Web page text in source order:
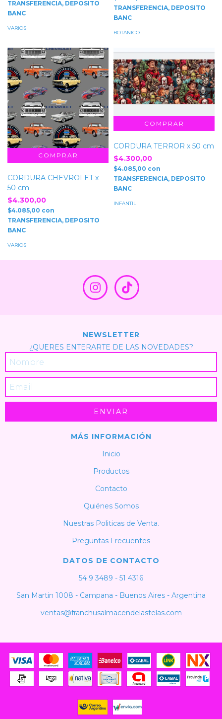
TRANSFERENCIA, DEPOSITO
BANC
VARIOS
TRANSFERENCIA, DEPOSITO
BANC
BOTANICO
CORDURA CHEVROLET x
50 cm
$4.300,00
$4.085,00 con
TRANSFERENCIA, DEPOSITO
BANC
VARIOS
CORDURA TERROR x 50 cm
$4.300,00
$4.085,00 con
TRANSFERENCIA, DEPOSITO
BANC
INFANTIL
NEWSLETTER
¿QUERES ENTERARTE DE LAS NOVEDADES?
MÁS INFORMACIÓN
Inicio
Productos
Contacto
Quiénes Somos
Nuestras Politicas de Venta.
Preguntas Frecuentes
DATOS DE CONTACTO
54 9 3489 - 51 4316
San Martin 1008 - Campana - Buenos Aires - Argentina
ventas@franchusalmacendelastelas.com